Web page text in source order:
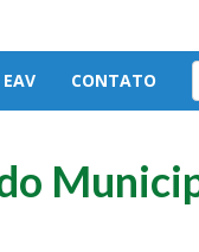
EAV CONTATO